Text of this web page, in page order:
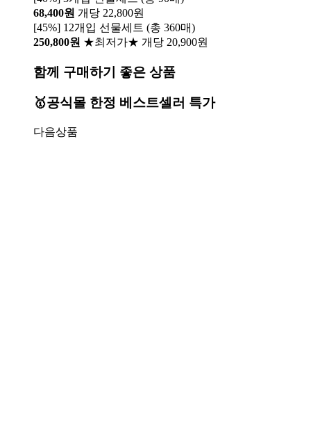
68,400원 개당 22,800원
[45%] 12개입 선물세트 (총 360매)
250,800원 ★최저가★ 개당 20,900원
함께 구매하기 좋은 상품
🥇공식몰 한정 베스트셀러 특가
다음상품